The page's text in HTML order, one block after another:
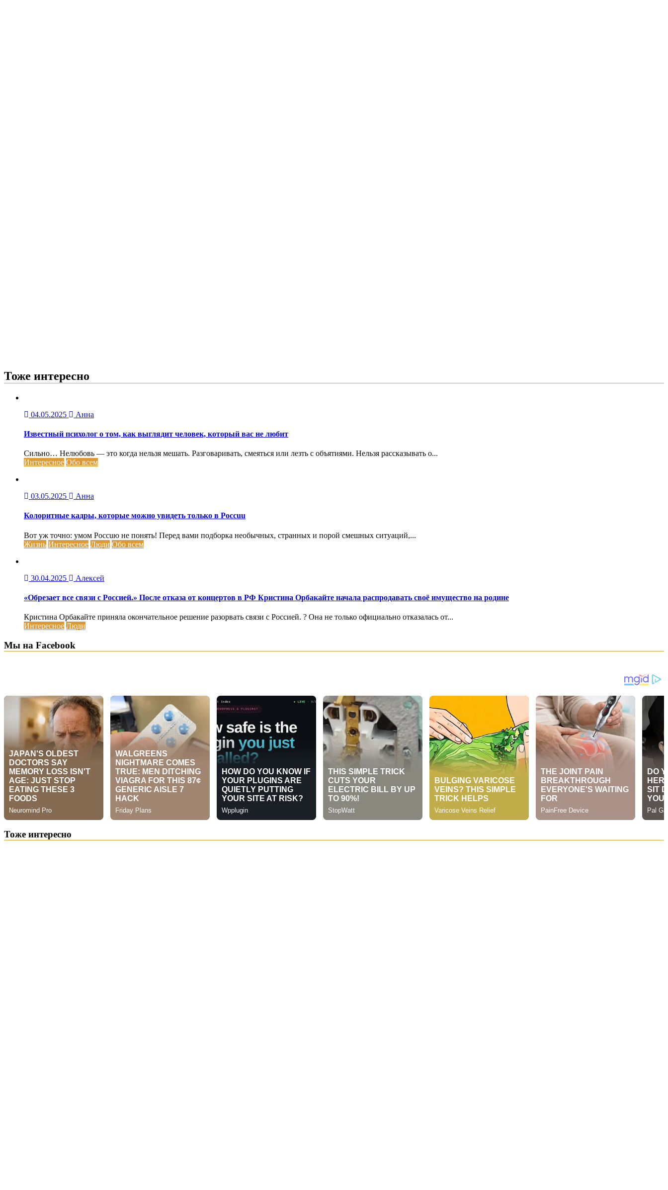
Тоже интересно
04.05.2025 Анна
Известный психолог о том, как выглядит человек, который вас не любит
Сильно… Нелюбовь — это когда нельзя мешать. Разговаривать, смеяться или лезть с объятиями. Нельзя рассказывать о...
Интересное Обо всем
03.05.2025 Анна
Колоритные кадры, которые можно увидеть только в Россuu
Вот уж точно: умом Россuю не понять! Перед вами подборка необычных, странных и порой смешных ситуаций,...
Жизнь Интересное Люди Обо всем
30.04.2025 Алексей
«Обрезает все связи с Россией.» После отказа от концертов в РФ Кристина Орбакайте начала распродавать своё имущество на родине
Кристина Орбакайте приняла окончательное решение разорвать связи с Россией. ? Она не только официально отказалась от...
Интересное Люди
Мы на Facebook
Тоже интересно